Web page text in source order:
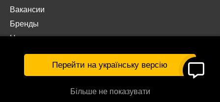
Вакансии
Бренды
Наши проекты
Документы
© Интернет-магазин «Acropolis» 2026
Перейти на українську версію
Більше не показувати